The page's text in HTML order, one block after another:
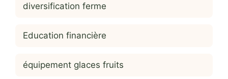
diversification ferme
Education financière
équipement glaces fruits